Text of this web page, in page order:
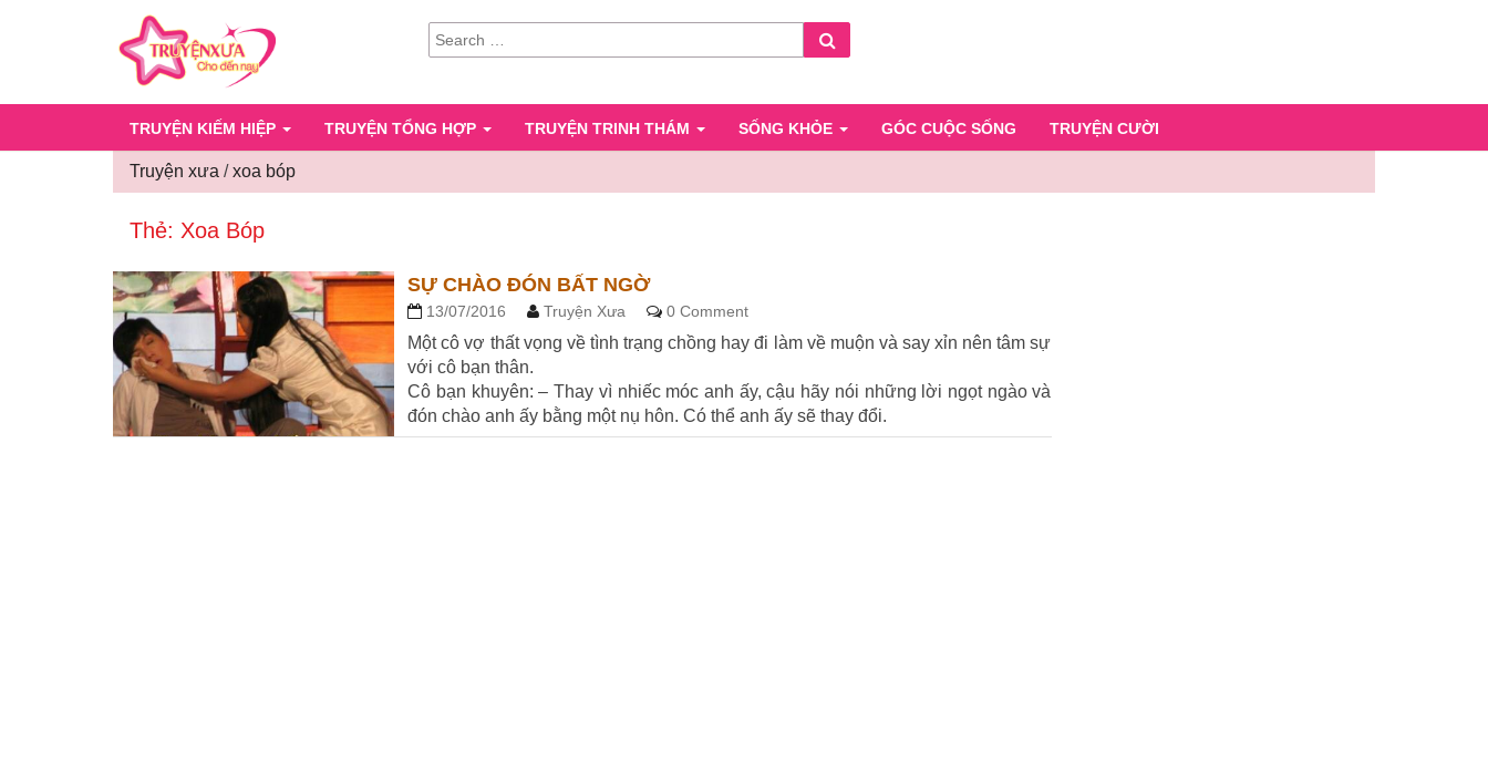
SEARCH
FOR:
TRUYỆN KIẾM HIỆP TRUYỆN TỔNG HỢP TRUYỆN TRINH THÁM SỐNG KHỎE GÓC CUỘC SỐNG TRUYỆN CƯỜI
Truyện xưa /xoa bóp
Thẻ: Xoa Bóp
SỰ CHÀO ĐÓN BẤT NGỜ
13/07/2016 Truyện Xưa Comments
0 Comment
Một cô vợ thất vọng về tình trạng chồng hay đi làm về muộn và say xỉn nên tâm sự
với cô bạn thân.
Cô bạn khuyên: – Thay vì nhiếc móc anh ấy, cậu hãy nói những lời ngọt ngào và
đón chào anh ấy bằng một nụ hôn. Có thể anh ấy sẽ thay đổi.